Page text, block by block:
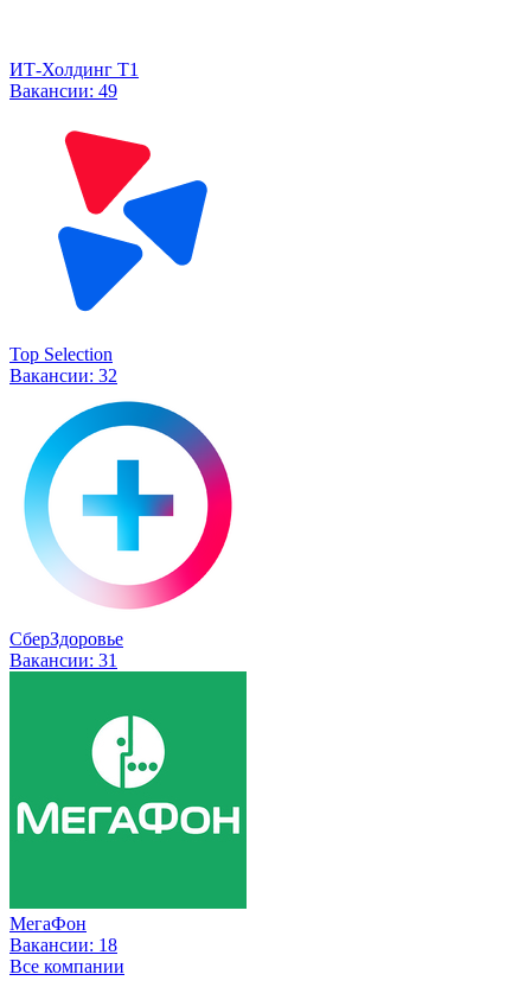
ИТ-Холдинг Т1
Вакансии: 49
Top Selection
Вакансии: 32
СберЗдоровье
Вакансии: 31
МегаФон
Вакансии: 18
Все компании